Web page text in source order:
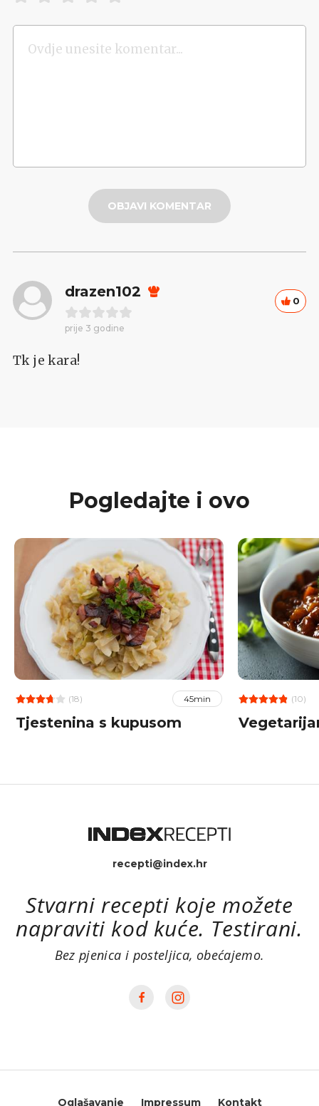
OBJAVI KOMENTAR
drazen102
prije 3 godine
0
Tk je kara!
Pogledajte i ovo
(18) 45min
Tjestenina s kupusom
(10)
recepti@index.hr
Stvarni recepti koje možete
napraviti kod kuće. Testirani.
Bez pjenica i posteljica, obećajemo.
Oglašavanje Impressum Kontakt